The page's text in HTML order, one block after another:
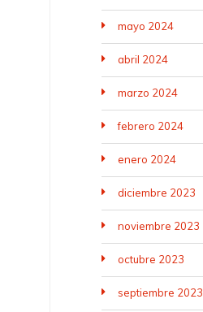
mayo 2024
abril 2024
marzo 2024
febrero 2024
enero 2024
diciembre 2023
noviembre 2023
octubre 2023
septiembre 2023